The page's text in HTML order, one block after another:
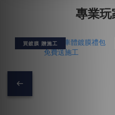
專業
買鍍膜 贈施工